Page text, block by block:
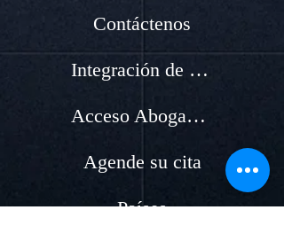
Contáctenos
Integración de nuevos Abogados
Acceso Abogados
Agende su cita
Países